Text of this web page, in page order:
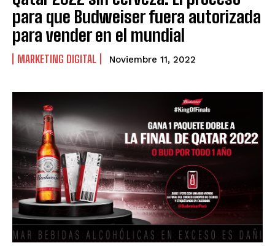
para que Budweiser fuera autorizada
para vender en el mundial
MARKETING DIGITAL Noviembre 11, 2022